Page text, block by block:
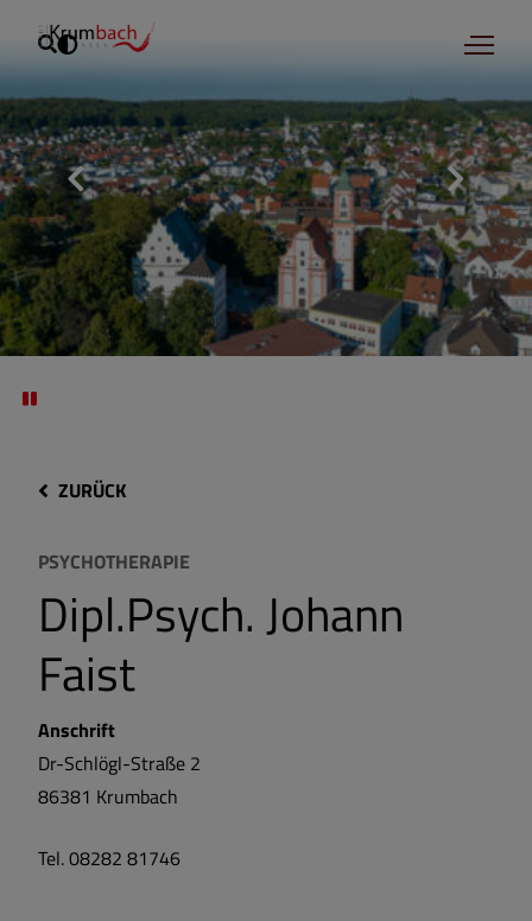
ZURÜCK
PSYCHOTHERAPIE
Dipl.Psych. Johann
Faist
Tel. 08282 81746
Anschrift
Dr-Schlögl-Straße 2
86381 Krumbach